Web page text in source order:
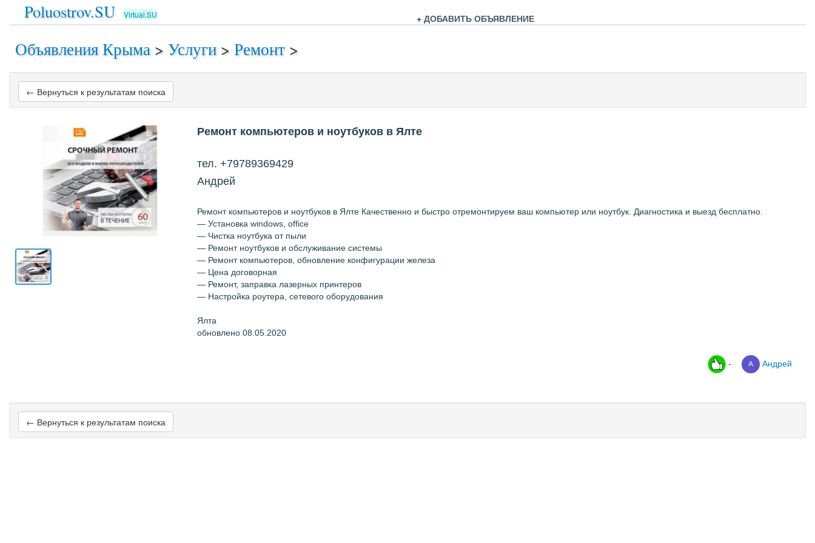
Poluostrov.SU Virtual.SU + ДОБАВИТЬ ОБЪЯВЛЕНИЕ
Объявления Крыма > Услуги > Ремонт >
← Вернуться к результатам поиска
Ремонт компьютеров и ноутбуков в Ялте
тел. +79789369429
Андрей
Ремонт компьютеров и ноутбуков в Ялте Качественно и быстро отремонтируем ваш компьютер или ноутбук. Диагностика и выезд бесплатно.
— Установка windows, office
— Чистка ноутбука от пыли
— Ремонт ноутбуков и обслуживание системы
— Ремонт компьютеров, обновление конфигурации железа
— Цена договорная
— Ремонт, заправка лазерных принтеров
— Настройка роутера, сетевого оборудования
Ялта
обновлено 08.05.2020
- Андрей
← Вернуться к результатам поиска